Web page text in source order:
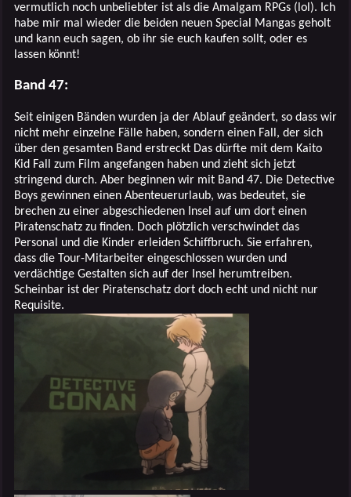
vermutlich noch unbeliebter ist als die Amalgam RPGs (lol). Ich
habe mir mal wieder die beiden neuen Special Mangas geholt
und kann euch sagen, ob ihr sie euch kaufen sollt, oder es
lassen könnt!
Band 47:
Seit einigen Bänden wurden ja der Ablauf geändert, so dass wir
nicht mehr einzelne Fälle haben, sondern einen Fall, der sich
über den gesamten Band erstreckt Das dürfte mit dem Kaito
Kid Fall zum Film angefangen haben und zieht sich jetzt
stringend durch. Aber beginnen wir mit Band 47. Die Detective
Boys gewinnen einen Abenteuerurlaub, was bedeutet, sie
brechen zu einer abgeschiedenen Insel auf um dort einen
Piratenschatz zu finden. Doch plötzlich verschwindet das
Personal und die Kinder erleiden Schiffbruch. Sie erfahren,
dass die Tour-Mitarbeiter eingeschlossen wurden und
verdächtige Gestalten sich auf der Insel herumtreiben.
Scheinbar ist der Piratenschatz dort doch echt und nicht nur
Requisite.